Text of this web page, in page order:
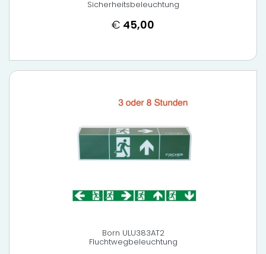
Sicherheitsbeleuchtung
€ 45,00
Born ULU383AT2
Fluchtwegbeleuchtung